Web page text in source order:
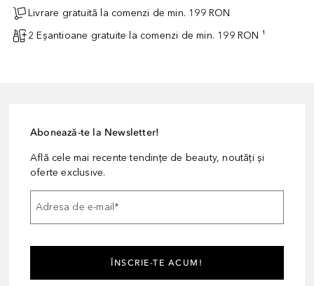
Livrare gratuită la comenzi de min. 199 RON
2 Eșantioane gratuite la comenzi de min. 199 RON ¹
Abonează-te la Newsletter!
Află cele mai recente tendințe de beauty, noutăți și
oferte exclusive.
Adresa de e-mail*
ÎNSCRIE-TE ACUM!